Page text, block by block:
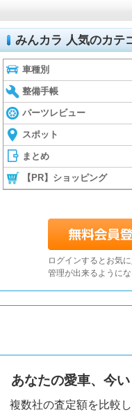
みんカラ 人気のカテ
車種別
整備手帳
パーツレビュー
スポット
まとめ
【PR】ショッピング
ログインするとお気
管理が出来るように
あなたの愛車、今い
複数社の査定額を比較